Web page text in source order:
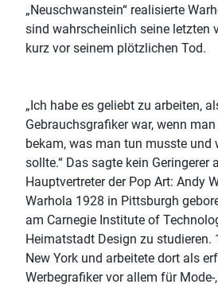
„Neuschwanstein“ realisierte
sind wahrscheinlich seine letzten
kurz vor seinem plötzlichen Tod.
„Ich habe es geliebt zu arbeiten,
Gebrauchsgrafiker war, wenn
bekam, was man tun musste und
sollte.“ Das sagte kein Geringerer
Hauptvertreter der Pop Art: Andy
Warhola 1928 in Pittsburgh
am Carnegie Institute of
Heimatstadt Design zu studieren.
New York und arbeitete dort als
Werbegrafiker vor allem für